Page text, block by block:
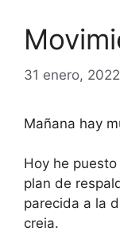
31 enero,
Mañana hay
Hoy he
plan de
parecida a la
creia.